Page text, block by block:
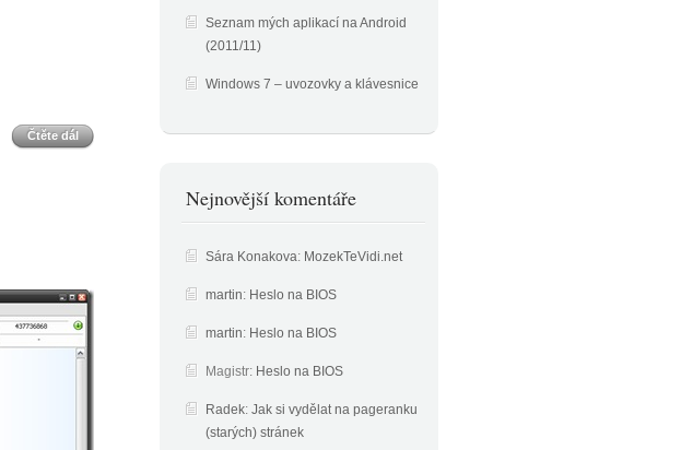
Čtěte dál
Seznam mých aplikací na Android
(2011/11)
Windows 7 – uvozovky a klávesnice
Nejnovější komentáře
Sára Konakova: MozekTeVidi.net
martin: Heslo na BIOS
martin: Heslo na BIOS
Magistr: Heslo na BIOS
Radek: Jak si vydělat na pageranku
(starých) stránek